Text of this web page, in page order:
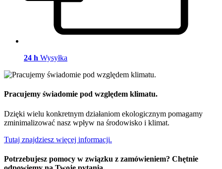
24 h Wysyłka
Pracujemy świadomie pod względem klimatu.
Dzięki wielu konkretnym działaniom ekologicznym pomagamy
zminimalizować nasz wpływ na środowisko i klimat.
Tutaj znajdziesz więcej informacji.
Potrzebujesz pomocy w związku z zamówieniem? Chętnie